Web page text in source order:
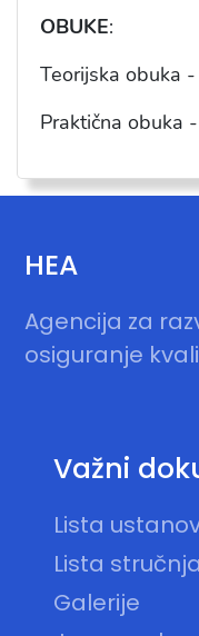
OBUKE:
Teorijska obuka -
Praktična obuka -
HEA
Agencija za
osiguranje
Važni
Lista
Lista
Galerije